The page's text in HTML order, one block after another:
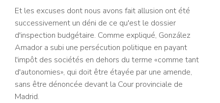
Et les excuses dont nous avons fait allusion ont été
successivement un déni de ce qu'est le dossier
d'inspection budgétaire. Comme expliqué, González
Amador a subi une persécution politique en payant
l'impôt des sociétés en dehors du terme «comme tant
d'autonomies», qui doit être étayée par une amende,
sans être dénoncée devant la Cour provinciale de
Madrid.